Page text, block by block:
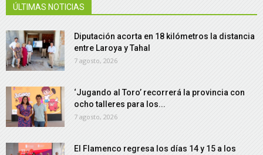
ÚLTIMAS NOTICIAS
Diputación acorta en 18 kilómetros la distancia
entre Laroya y Tahal
7 agosto, 2026
‘Jugando al Toro’ recorrerá la provincia con
ocho talleres para los...
7 agosto, 2026
El Flamenco regresa los días 14 y 15 a los